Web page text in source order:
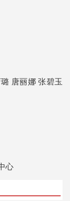
唐丽娜 张碧玉
心